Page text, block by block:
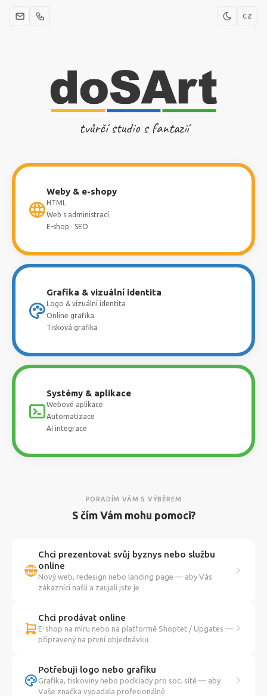
CZ
tvůrčí studio s fantazií
Weby & e-shopy
HTML
Web s administrací
E-shop · SEO
Grafika & vizuální identita
Logo & vizuální identita
Online grafika
Tisková grafika
Systémy & aplikace
Webové aplikace
Automatizace
AI integrace
PORADÍM VÁM S VÝBĚREM
S čím Vám mohu pomoci?
Chci prezentovat svůj byznys nebo službu
online
Nový web, redesign nebo landing page — aby Vás
zákazníci našli a zaujali jste je
Chci prodávat online
E-shop na míru nebo na platformě Shoptet / Upgates —
připravený na první objednávku
Potřebuji logo nebo grafiku
Grafika, tiskoviny nebo podklady pro soc. sítě — aby
Vaše značka vypadala profesionálně